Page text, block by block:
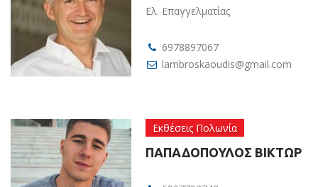
Ελ. Επαγγελματίας
6978897067
lambroskaoudis@gmail.com
Εκθέσεις Πολωνία
ΠΑΠΑΔΟΠΟΥΛΟΣ ΒΙΚΤΩΡ